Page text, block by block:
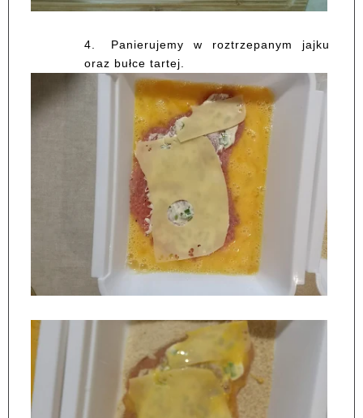
4.
Panierujemy w roztrzepanym jajku
oraz bułce tartej.